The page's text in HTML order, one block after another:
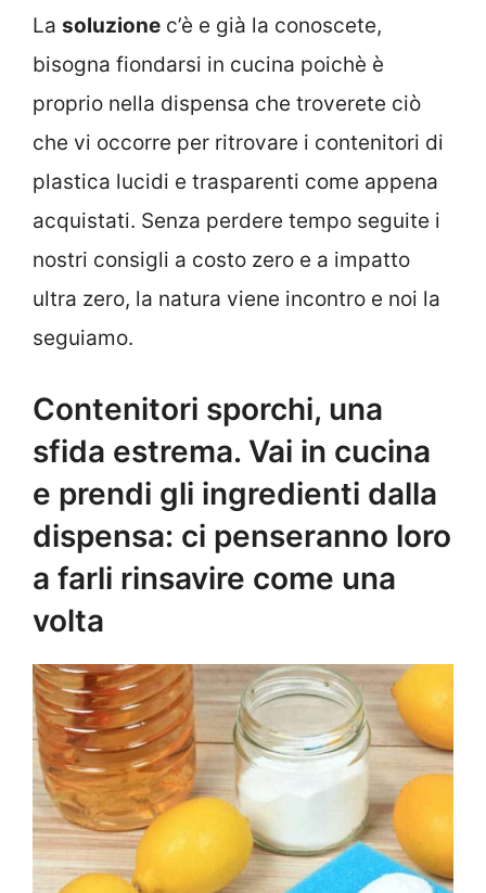
La soluzione c’è e già la conoscete,
bisogna fiondarsi in cucina poichè è
proprio nella dispensa che troverete ciò
che vi occorre per ritrovare i contenitori di
plastica lucidi e trasparenti come appena
acquistati. Senza perdere tempo seguite i
nostri consigli a costo zero e a impatto
ultra zero, la natura viene incontro e noi la
seguiamo.
Contenitori sporchi, una
sfida estrema. Vai in cucina
e prendi gli ingredienti dalla
dispensa: ci penseranno loro
a farli rinsavire come una
volta